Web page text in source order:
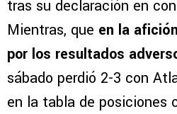
tras su declaración en
Mientras, que en la
por los resultados
sábado perdió 2-3 con
en la tabla de posiciones